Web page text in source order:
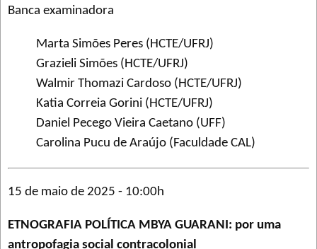
Banca examinadora
Marta Simões Peres (HCTE/UFRJ)
Grazieli Simões (HCTE/UFRJ)
Walmir Thomazi Cardoso (HCTE/UFRJ)
Katia Correia Gorini (HCTE/UFRJ)
Daniel Pecego Vieira Caetano (UFF)
Carolina Pucu de Araújo (Faculdade CAL)
15 de maio de 2025 - 10:00h
ETNOGRAFIA POLÍTICA MBYA GUARANI: por uma
antropofagia social contracolonial